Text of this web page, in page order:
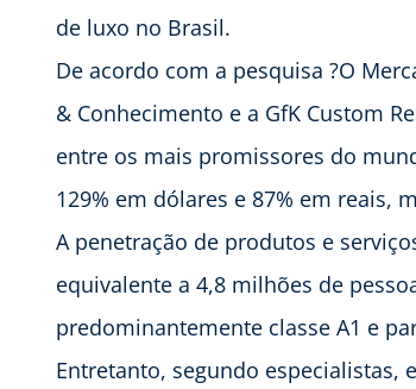
de luxo no Brasil.
De acordo com a pesquisa ?O
& Conhecimento e a GfK Custom
entre os mais promissores do
129% em dólares e 87% em reais,
A penetração de produtos e
equivalente a 4,8 milhões de
predominantemente classe A1 e
Entretanto, segundo especialistas,